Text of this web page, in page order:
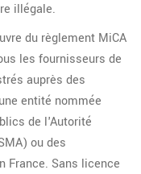
illégale.
du règlement MiCA
les fournisseurs de
auprès des
entité nommée
de l'Autorité
ou des
France. Sans licence